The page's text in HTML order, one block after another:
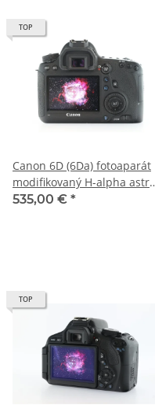
TOP
Canon 6D (6Da) fotoaparát
modifikovaný H-alpha astro
s 2letou zárukou
535,00 € *
TOP